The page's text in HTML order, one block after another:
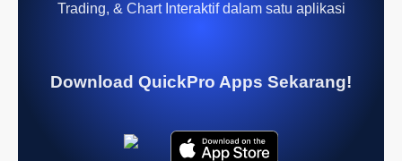
Trading, & Chart Interaktif dalam satu aplikasi
Download QuickPro Apps Sekarang!